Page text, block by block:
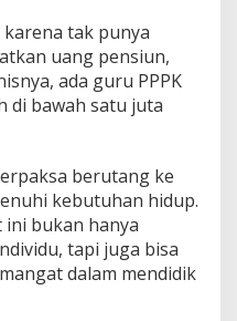
tak punya
uang pensiun,
ada guru PPPK
di bawah satu juta
berutang ke
kebutuhan hidup.
bukan hanya
tapi juga bisa
dalam mendidik